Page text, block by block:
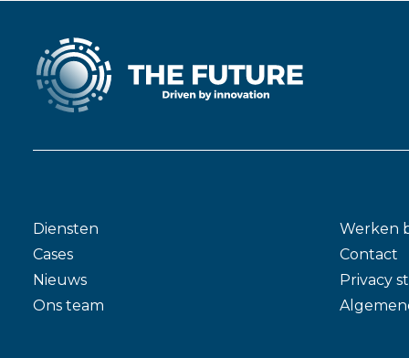
Diensten
Cases
Nieuws
Ons team
Werken
Contact
Privacy